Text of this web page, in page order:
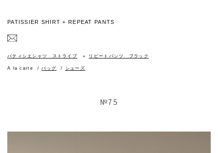
PATISSIER SHIRT + REPEAT PANTS
パティシエシャツ ストライプ リピートパンツ ブラック
A la carte バッグ シューズ
№75